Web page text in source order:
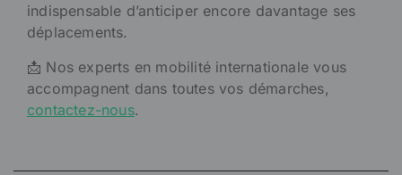
indispensable d’anticiper encore davantage ses
déplacements.
📩 Nos experts en mobilité internationale vous
accompagnent dans toutes vos démarches,
contactez-nous.